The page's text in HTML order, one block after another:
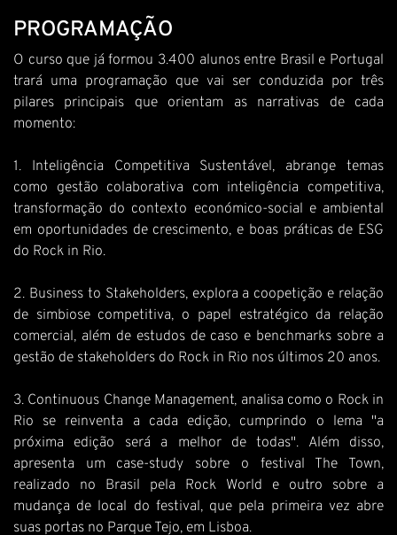
PROGRAMAÇÃO
O curso que já formou 3.400 alunos entre Brasil e Portugal
trará uma programação que vai ser conduzida por três
pilares principais que orientam as narrativas de cada
momento:
1. Inteligência Competitiva Sustentável, abrange temas
como gestão colaborativa com inteligência competitiva,
transformação do contexto económico-social e ambiental
em oportunidades de crescimento, e boas práticas de ESG
do Rock in Rio.
2. Business to Stakeholders, explora a coopetição e relação
de simbiose competitiva, o papel estratégico da relação
comercial, além de estudos de caso e benchmarks sobre a
gestão de stakeholders do Rock in Rio nos últimos 20 anos.
3. Continuous Change Management, analisa como o Rock in
Rio se reinventa a cada edição, cumprindo o lema "a
próxima edição será a melhor de todas". Além disso,
apresenta um case-study sobre o festival The Town,
realizado no Brasil pela Rock World e outro sobre a
mudança de local do festival, que pela primeira vez abre
suas portas no Parque Tejo, em Lisboa.